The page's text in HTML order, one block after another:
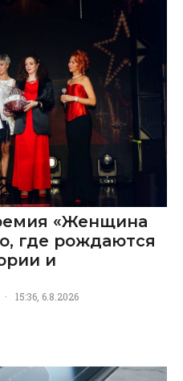
«Женщина
где рождаются
и
· 15:36, 6.8.2026